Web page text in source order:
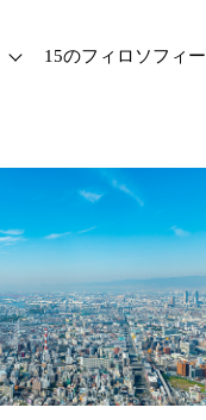
15のフィロソフィー